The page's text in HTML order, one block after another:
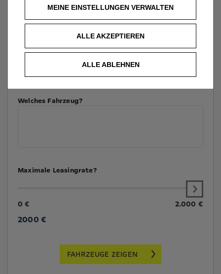
Welches Fahrzeug?
Maximale Leasingrate?
0 € 2.000 €
2000 €
FAHRZEUGE ZEIGEN
MEINE EINSTELLUNGEN VERWALTEN
ALLE AKZEPTIEREN
ALLE ABLEHNEN